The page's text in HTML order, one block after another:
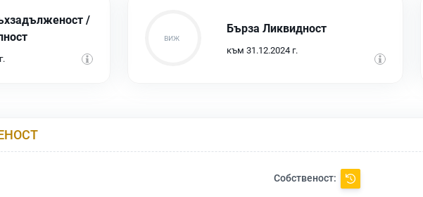
/
Бърза Ликвидност
към 31.12.2024 г.
Собственост: